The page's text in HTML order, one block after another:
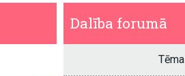
Dalība forumā
Tēma